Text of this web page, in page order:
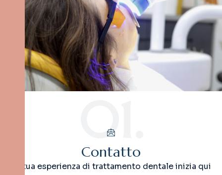
01.
Contatto
La tua esperienza di trattamento dentale inizia qui